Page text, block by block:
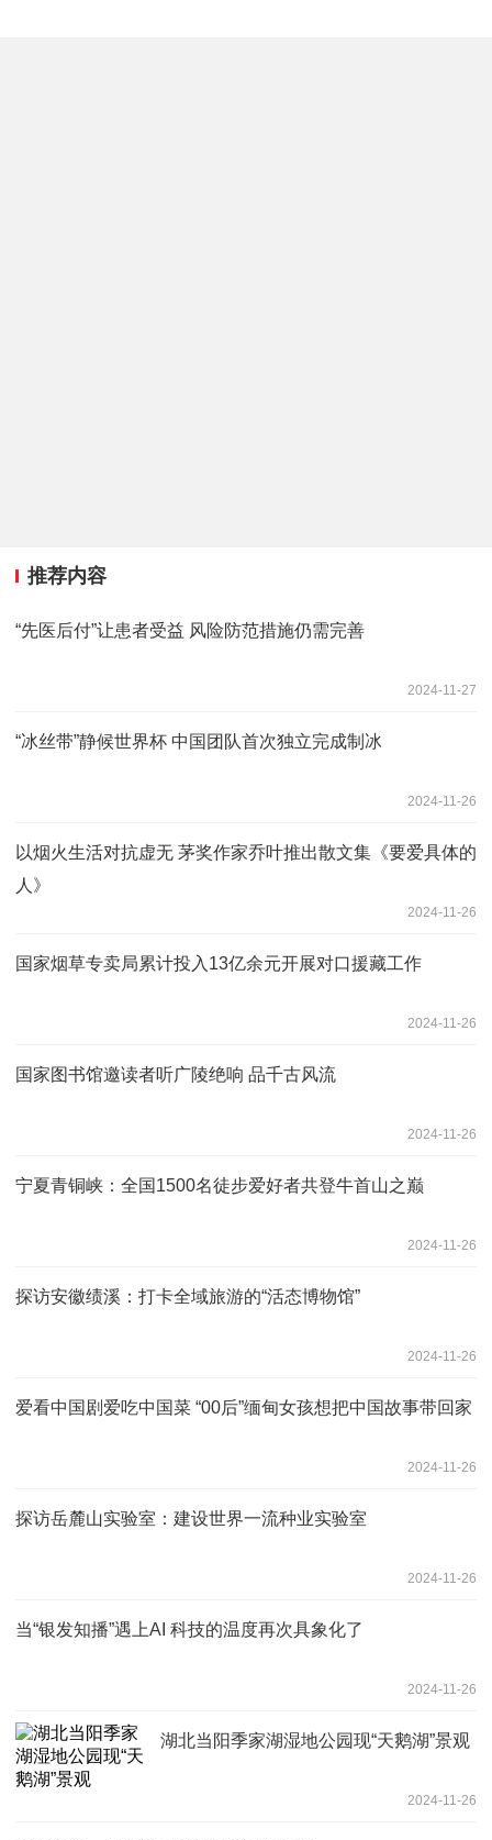
推荐内容
“先医后付”让患者受益 风险防范措施仍需完善
2024-11-27
“冰丝带”静候世界杯 中国团队首次独立完成制冰
2024-11-26
以烟火生活对抗虚无 茅奖作家乔叶推出散文集《要爱具体的
人》
2024-11-26
国家烟草专卖局累计投入13亿余元开展对口援藏工作
2024-11-26
国家图书馆邀读者听广陵绝响 品千古风流
2024-11-26
宁夏青铜峡：全国1500名徒步爱好者共登牛首山之巅
2024-11-26
探访安徽绩溪：打卡全域旅游的“活态博物馆”
2024-11-26
爱看中国剧爱吃中国菜 “00后”缅甸女孩想把中国故事带回家
2024-11-26
探访岳麓山实验室：建设世界一流种业实验室
2024-11-26
当“银发知播”遇上AI 科技的温度再次具象化了
2024-11-26
湖北当阳季家湖湿地公园现“天鹅湖”景观
2024-11-26